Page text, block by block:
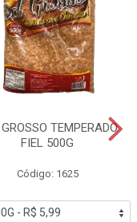
TEMPERADO
FIEL 500G
Código: 1625